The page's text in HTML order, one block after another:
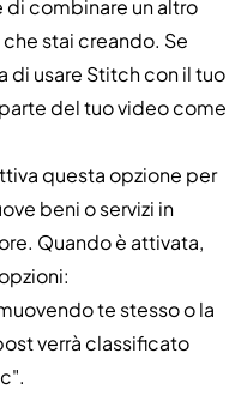
di combinare un altro
stai creando. Se
di usare Stitch con il tuo
del tuo video come
questa opzione per
beni o servizi in
Quando è attivata,
te stesso o la
verrà classificato